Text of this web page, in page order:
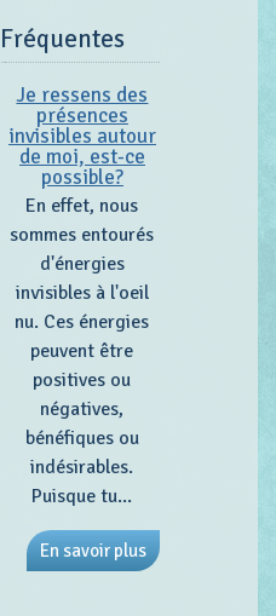
Je ressens des
présences
invisibles autour
de moi, est-ce
possible?
En effet, nous
sommes entourés
d'énergies
invisibles à l'oeil
nu. Ces énergies
peuvent être
positives ou
négatives,
bénéfiques ou
indésirables.
Puisque tu...
En savoir plus